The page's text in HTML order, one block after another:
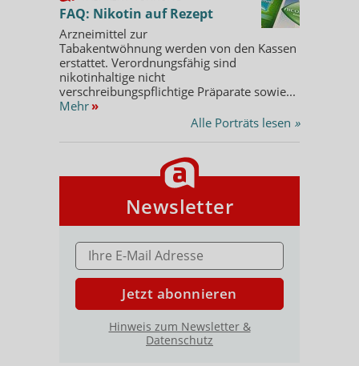
FAQ: Nikotin auf Rezept
Arzneimittel zur
Tabakentwöhnung werden von den Kassen
erstattet. Verordnungsfähig sind
nikotinhaltige nicht
verschreibungspflichtige Präparate sowie...
Mehr »
Alle Porträts lesen »
Newsletter
E-MAIL ADRESSE
Jetzt abonnieren
Hinweis zum Newsletter &
Datenschutz